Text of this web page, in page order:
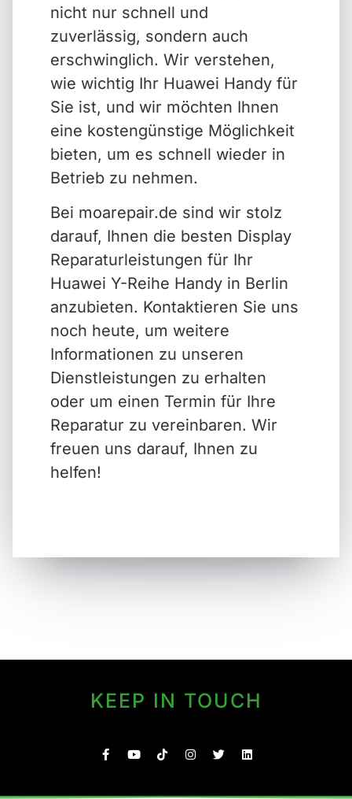
nicht nur schnell und
zuverlässig, sondern auch
erschwinglich. Wir verstehen,
wie wichtig Ihr Huawei Handy für
Sie ist, und wir möchten Ihnen
eine kostengünstige Möglichkeit
bieten, um es schnell wieder in
Betrieb zu nehmen.
Bei moarepair.de sind wir stolz
darauf, Ihnen die besten Display
Reparaturleistungen für Ihr
Huawei Y-Reihe Handy in Berlin
anzubieten. Kontaktieren Sie uns
noch heute, um weitere
Informationen zu unseren
Dienstleistungen zu erhalten
oder um einen Termin für Ihre
Reparatur zu vereinbaren. Wir
freuen uns darauf, Ihnen zu
helfen!
KEEP IN TOUCH